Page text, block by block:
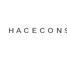
H A C E C O N